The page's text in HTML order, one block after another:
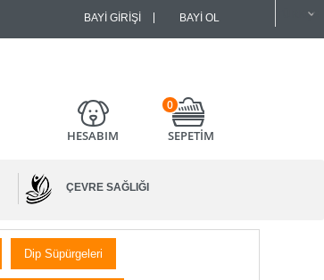
BAYI GIRIŞI BAYI OL
0
SEPETİM
HESABIM
ÇEVRE SAĞLIĞI
Dip Süpürgeleri